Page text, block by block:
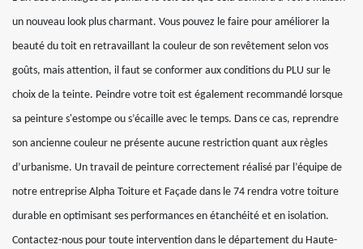
un nouveau look plus charmant. Vous pouvez le faire pour améliorer la
beauté du toit en retravaillant la couleur de son revêtement selon vos
goûts, mais attention, il faut se conformer aux conditions du PLU sur le
choix de la teinte. Peindre votre toit est également recommandé lorsque
sa peinture s'estompe ou s’écaille avec le temps. Dans ce cas, reprendre
son ancienne couleur ne présente aucune restriction quant aux règles
d’urbanisme. Un travail de peinture correctement réalisé par l’équipe de
notre entreprise Alpha Toiture et Façade dans le 74 rendra votre toiture
durable en optimisant ses performances en étanchéité et en isolation.
Contactez-nous pour toute intervention dans le département du Haute-